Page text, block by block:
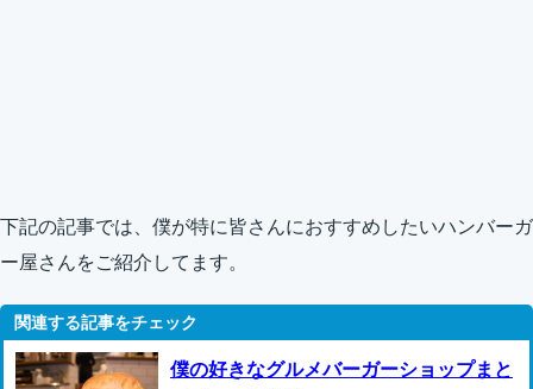
下記の記事では、僕が特に皆さんにおすすめしたいハンバーガ
ー屋さんをご紹介してます。
僕の好きなグルメバーガーショップまと